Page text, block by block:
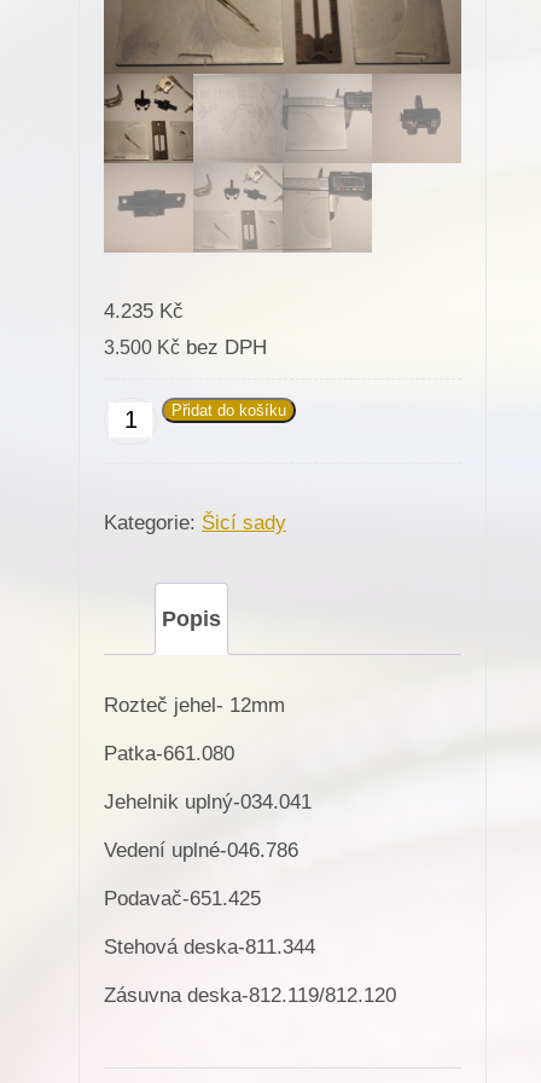
4.235 Kč
3.500 Kč bez DPH
Šicí
zdrhovadel
množství
Přidat do košíku
Kategorie: Šicí sady
Popis
Rozteč jehel- 12mm
Patka-661.080
Jehelnik uplný-034.041
Vedení uplné-046.786
Podavač-651.425
Stehová deska-811.344
Zásuvna deska-812.119/812.120